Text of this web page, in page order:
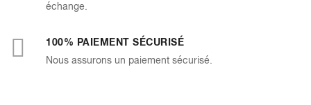
échange.
100% PAIEMENT SÉCURISÉ
Nous assurons un paiement sécurisé.